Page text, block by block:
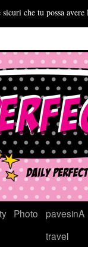
Photo
pavesinA
travel
che tu possa